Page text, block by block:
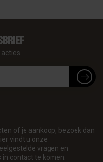
of je aankoop, bezoek dan
vindt u onze
vragen en
in contact te komen.
acties